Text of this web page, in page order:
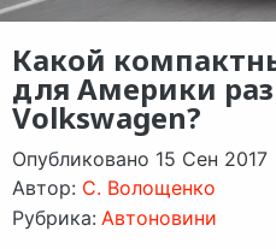
Какой
для Америки
Volkswagen?
Опубликовано 15 Сен 2017
Автор: C. Волощенко
Рубрика: Автоновини